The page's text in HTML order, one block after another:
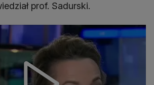
prof. Sadurski.